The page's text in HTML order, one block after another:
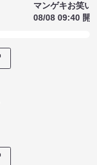
マンゲキお笑い
08/08 09:40 開